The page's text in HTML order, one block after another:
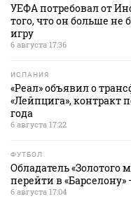
УЕФА потребовал от
того, что он больше не
игру
6 августа 17:36
ИСПАНИЯ
«Реал» объявил о
«Лейпцига», контракт
года
6 августа 17:22
ФУТБОЛ
Обладатель «Золотого
перейти в
6 августа 17:04